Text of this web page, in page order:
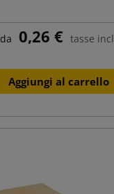
da 0,26 € tasse
Aggiungi al carrello